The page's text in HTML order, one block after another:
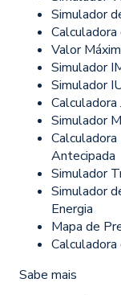
Simulador
Valor
Simulador
Simulador
Simulador
Antecipada
Simulador
Simulador
Energia
Mapa de
Sabe mais